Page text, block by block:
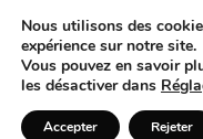
Nous utilisons des
expérience sur notre site.
Vous pouvez en savoir
les désactiver dans
Accepter Rejeter